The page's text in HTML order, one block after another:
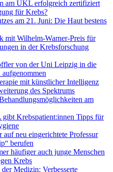
am UKL erfolgreich zertifiziert
für Krebs?
am 21. Juni: Die Haut bestens
mit Wilhelm-Warner-Preis für
in der Krebsforschung
von der Uni Leipzig in die
mit künstlicher Intelligenz
des Spektrums
am
Krebspatient:innen Tipps für
auf neu eingerichtete Professur
berufen
häufiger auch junge Menschen
Krebs
Medizin: Verbesserte